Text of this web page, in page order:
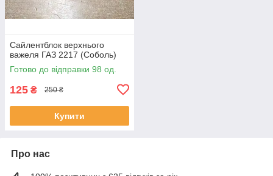
Сайлентблок верхнього
важеля ГАЗ 2217 (Соболь)
Готово до відправки 98 од.
125 ₴ 250 ₴
Купити
Про нас